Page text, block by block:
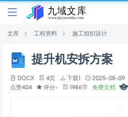
文库 工程资料 施工组织设计
提升机安拆方案
DOCX 4页 下载1 2025-08-09
点赞404
评分- 1986字 免费文档